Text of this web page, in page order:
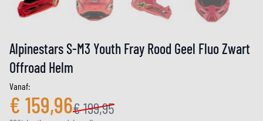
Alpinestars S-M3 Youth Fray Rood Geel Fluo Zwart
Offroad Helm
Vanaf:
€ 159,96€ 199,95